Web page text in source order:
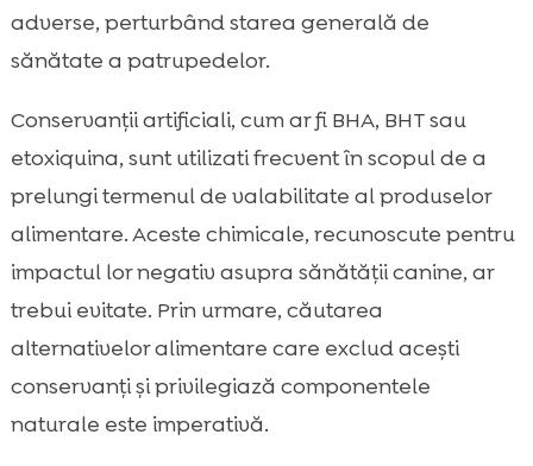
adverse, perturbând starea generală de
sănătate a patrupedelor.
Conservanţii artificiali, cum ar fi BHA, BHT sau
etoxiquina, sunt utilizati frecvent în scopul de a
prelungi termenul de valabilitate al produselor
alimentare. Aceste chimicale, recunoscute pentru
impactul lor negativ asupra sănătății canine, ar
trebui evitate. Prin urmare, căutarea
alternativelor alimentare care exclud acești
conservanți și privilegiază componentele
naturale este imperativă.